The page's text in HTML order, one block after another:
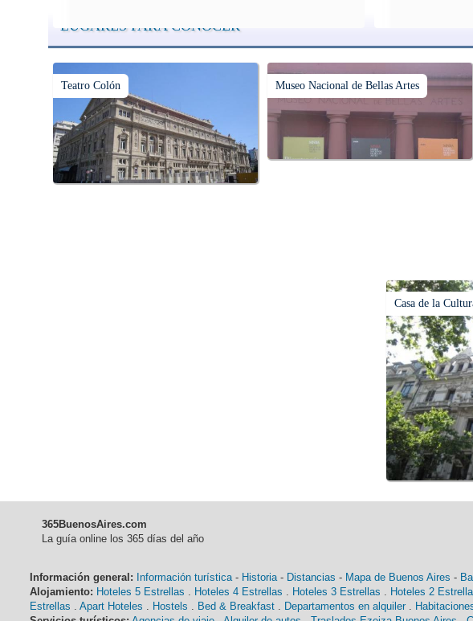
LUGARES PARA CONOCER
Teatro Colón Museo Nacional de Bellas Artes
Casa de la
365BuenosAires.com
La guía online los 365 días del año
Información general: Información turística - Historia - Distancias - Mapa de Buenos Aires -
Alojamiento: Hoteles 5 Estrellas Hoteles 4 Estrellas Hoteles 3 Estrellas Hoteles 2
Estrellas
Apart Hoteles Hostels Bed & Breakfast Departamentos en alquiler